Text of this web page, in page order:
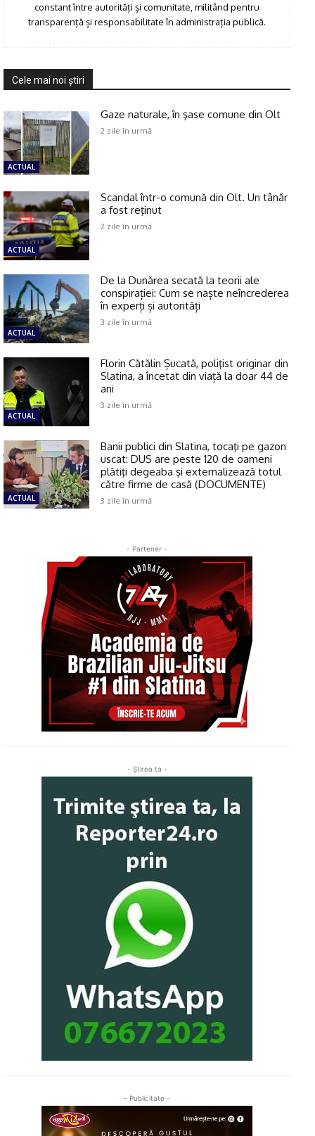
constant între autorități și comunitate, militând pentru
transparență și responsabilitate în administrația publică.
Cele mai noi ştiri
ACTUAL
Gaze naturale, în şase comune din Olt
2 zile în urmă
ACTUAL
Scandal într-o comună din Olt. Un tânăr
a fost reţinut
2 zile în urmă
ACTUAL
De la Dunărea secată la teorii ale
conspirației: Cum se naște neîncrederea
în experți și autorități
3 zile în urmă
ACTUAL
Florin Cătălin Șucată, poliţist originar din
Slatina, a încetat din viață la doar 44 de
ani
3 zile în urmă
ACTUAL
Banii publici din Slatina, tocaţi pe gazon
uscat: DUS are peste 120 de oameni
plătiţi degeaba şi externalizează totul
către firme de casă (DOCUMENTE)
3 zile în urmă
- Partener -
- Ştirea ta -
- Publicitate -